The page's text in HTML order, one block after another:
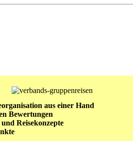
aus einer Hand
Bewertungen
Reisekonzepte